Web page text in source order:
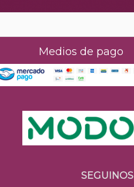
Medios de pago
SEGUINOS